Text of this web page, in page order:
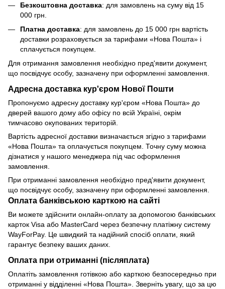
Безкоштовна доставка: для замовлень на суму від 15
000 грн.
Платна доставка: для замовлень до 15 000 грн вартість
доставки розраховується за тарифами «Нова Пошта» і
сплачується покупцем.
Для отримання замовлення необхідно пред'явити документ,
що посвідчує особу, зазначену при оформленні замовлення.
Адресна доставка кур'єром Нової Пошти
Пропонуємо адресну доставку кур'єром «Нова Пошта» до
дверей вашого дому або офісу по всій Україні, окрім
тимчасово окупованих територій.
Вартість адресної доставки визначається згідно з тарифами
«Нова Пошта» та оплачується покупцем. Точну суму можна
дізнатися у нашого менеджера під час оформлення
замовлення.
При отриманні замовлення необхідно пред'явити документ,
що посвідчує особу, зазначену при оформленні замовлення.
Оплата банківською карткою на сайті
Ви можете здійснити онлайн-оплату за допомогою банківських
карток Visa або MasterCard через безпечну платіжну систему
WayForPay. Це швидкий та надійний спосіб оплати, який
гарантує безпеку ваших даних.
Оплата при отриманні (післяплата)
Оплатіть замовлення готівкою або карткою безпосередньо при
отриманні у відділенні «Нова Пошта». Зверніть увагу, що за цю